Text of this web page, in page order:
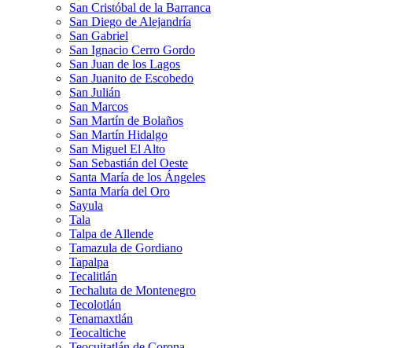
San Cristóbal de la Barranca
San Diego de Alejandría
San Gabriel
San Ignacio Cerro Gordo
San Juan de los Lagos
San Juanito de Escobedo
San Julián
San Marcos
San Martín de Bolaños
San Martín Hidalgo
San Miguel El Alto
San Sebastián del Oeste
Santa María de los Ángeles
Santa María del Oro
Sayula
Tala
Talpa de Allende
Tamazula de Gordiano
Tapalpa
Tecalitlán
Techaluta de Montenegro
Tecolotlán
Tenamaxtlán
Teocaltiche